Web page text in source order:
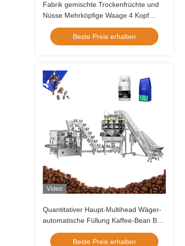
Fabrik gemischte Trockenfrüchte und
Nüsse Mehrköpfige Waage 4 Kopf
lineare Waage Vffs
Verpackungsmaschine Zip Bag
Verpackungsmaschine
Beste Preis erhalten
Video
Quantitativer Haupt-Multihead Wäger-
automatische Füllung Kaffee-Bean Bag
Packing Machine Withs 14
Beste Preis erhalten